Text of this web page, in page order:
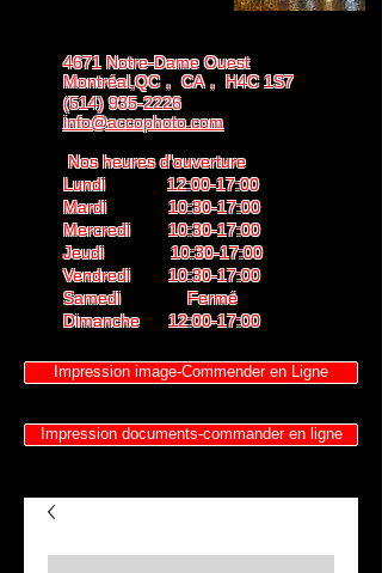
4671 Notre-Dame Ouest
Montréal,QC， CA， H4C 1S7
(514) 935-2226
info@accophoto.com
Nos heures d'ouverture
Lundi 12:00-17:00
Mardi 10:30-17:00
Mercredi 10:30-17:00
Jeudi 10:30-17:00
Vendredi 10:30-17:00
Samedi Fermé
Dimanche 12:00-17:00
Impression image-Commender en Ligne
Impression documents-commander en ligne